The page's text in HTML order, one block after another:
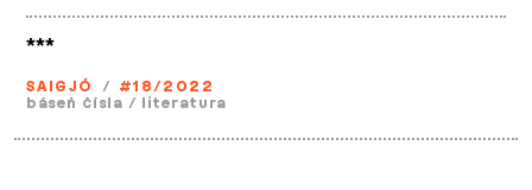
***
SAIGJÓ / #18/2022
báseň čísla / literatura